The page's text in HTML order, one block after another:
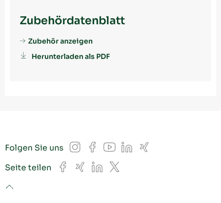
Zubehördatenblatt
Zubehör anzeigen
Herunterladen als PDF
Folgen Sie uns Instagram
Facebook
YouTube
LinkedIn
Xing
Seite teilen Facebook
XingLinkedIn
X
to top